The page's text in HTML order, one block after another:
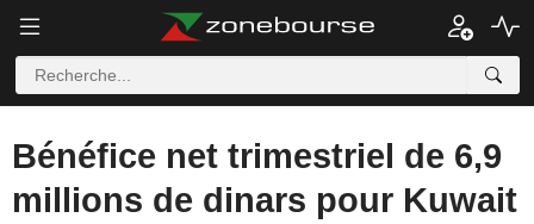
Bénéfice net trimestriel de 6,9
millions de dinars pour Kuwait